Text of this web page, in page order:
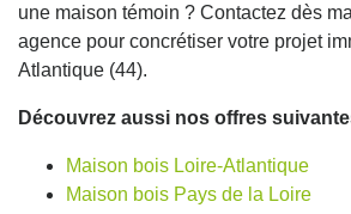
une maison témoin ? Contactez dès
agence pour concrétiser votre projet
Atlantique (44).
Découvrez aussi nos offres
Maison bois Loire-Atlantique
Maison bois Pays de la Loire